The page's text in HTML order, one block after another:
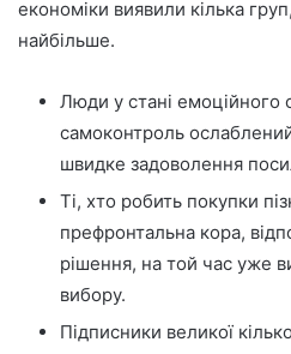
економіки виявили кілька
найбільше.
Люди у стані емоційного
самоконтроль
швидке задоволення
Ті, хто робить покупки
префронтальна кора,
рішення, на той час уже
вибору.
Підписники великої